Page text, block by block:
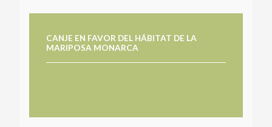
CANJE EN FAVOR DEL HÁBITAT DE LA
MARIPOSA MONARCA